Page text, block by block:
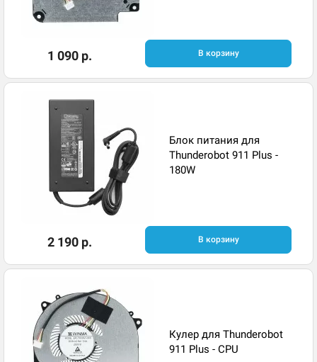
1 090 р. В корзину
Блок питания для
Thunderobot 911 Plus -
180W
2 190 р. В корзину
Кулер для Thunderobot
911 Plus - CPU